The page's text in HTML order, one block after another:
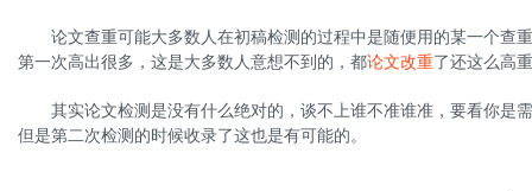
论文查重可能大多数人在初稿检测的过程中是随便用的某一个查
第一次高出很多，这是大多数人意想不到的，都论文改重了还这么高
其实论文检测是没有什么绝对的，谈不上谁不准谁准，要看你是
但是第二次检测的时候收录了这也是有可能的。